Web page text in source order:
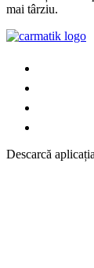
mai târziu.
Descarcă aplicația